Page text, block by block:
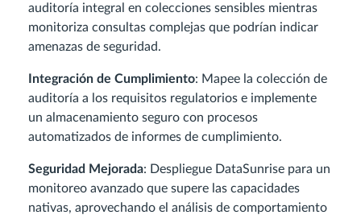
auditoría integral en colecciones sensibles mientras
monitoriza consultas complejas que podrían indicar
amenazas de seguridad.
Integración de Cumplimiento: Mapee la colección de
auditoría a los requisitos regulatorios e implemente
un almacenamiento seguro con procesos
automatizados de informes de cumplimiento.
Seguridad Mejorada: Despliegue DataSunrise para un
monitoreo avanzado que supere las capacidades
nativas, aprovechando el análisis de comportamiento